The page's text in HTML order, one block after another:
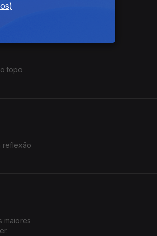
topo
reflexão
maiores